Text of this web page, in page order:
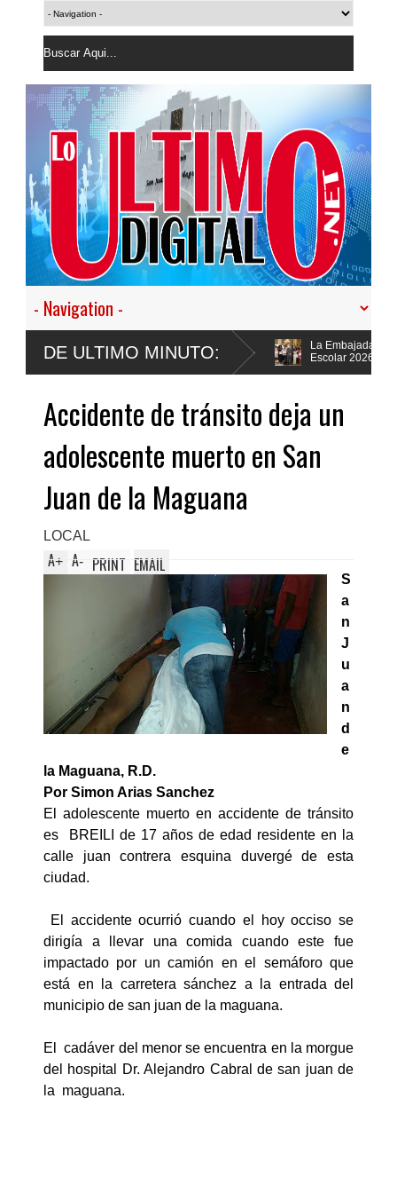
DE ULTIMO MINUTO:
La Embajada dominicana en
Escolar 2026
Domingo Este
Accidente de tránsito deja un
adolescente muerto en San
Juan de la Maguana
LOCAL
A+ A- PRINT EMAIL
S
a
n
J
u
a
n
d
e
la Maguana, R.D.
Por Simon Arias Sanchez
El adolescente muerto en accidente de tránsito
es BREILI de 17 años de edad residente en la
calle juan contrera esquina duvergé de esta
ciudad.
El accidente ocurrió cuando el hoy occiso se
dirigía a llevar una comida cuando este fue
impactado por un camión en el semáforo que
está en la carretera sánchez a la entrada del
municipio de san juan de la maguana.
El cadáver del menor se encuentra en la morgue
del hospital Dr. Alejandro Cabral de san juan de
la maguana.